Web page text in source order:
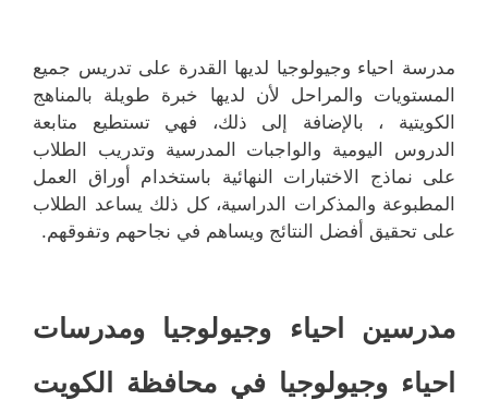
مدرسة احياء وجيولوجيا لديها القدرة على تدريس جميع
المستويات والمراحل لأن لديها خبرة طويلة بالمناهج
الكويتية ، بالإضافة إلى ذلك، فهي تستطيع متابعة
الدروس اليومية والواجبات المدرسية وتدريب الطلاب
على نماذج الاختبارات النهائية باستخدام أوراق العمل
المطبوعة والمذكرات الدراسية، كل ذلك يساعد الطلاب
على تحقيق أفضل النتائج ويساهم في نجاحهم وتفوقهم.
مدرسين احياء وجيولوجيا ومدرسات
احياء وجيولوجيا في محافظة الكويت